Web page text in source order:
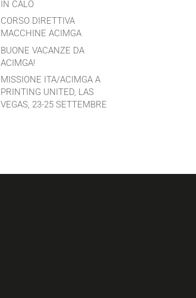
IN CALO
CORSO DIRETTIVA
MACCHINE ACIMGA
BUONE VACANZE DA
ACIMGA!
MISSIONE ITA/ACIMGA A
PRINTING UNITED, LAS
VEGAS, 23-25 SETTEMBRE